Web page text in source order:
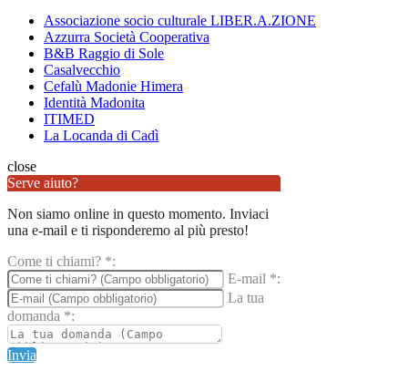
Associazione socio culturale LIBER.A.ZIONE
Azzurra Società Cooperativa
B&B Raggio di Sole
Casalvecchio
Cefalù Madonie Himera
Identità Madonita
ITIMED
La Locanda di Cadì
close
Serve aiuto?
Non siamo online in questo momento. Inviaci
una e-mail e ti risponderemo al più presto!
Come ti chiami? *:
E-mail *:
La tua
domanda *:
Invia